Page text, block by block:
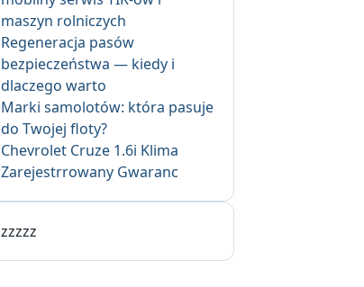
maszyn rolniczych
Regeneracja pasów
bezpieczeństwa — kiedy i
dlaczego warto
Marki samolotów: która pasuje
do Twojej floty?
Chevrolet Cruze 1.6i Klima
Zarejestrrowany Gwaranc
zzzzz